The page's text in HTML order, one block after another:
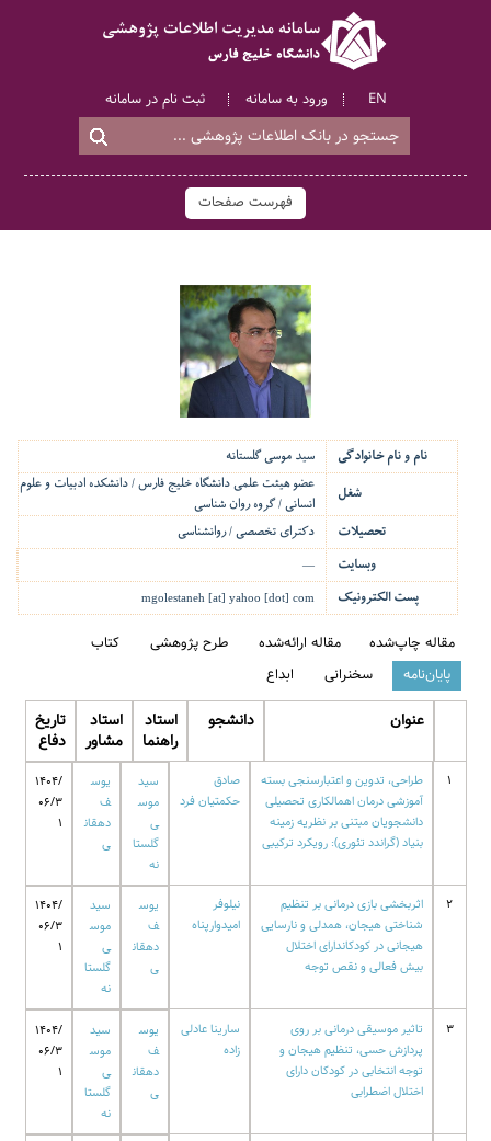
ثبت نام در سامانه ورود به سامانه EN
فهرست صفحات
نام و نام خانوادگی
سید موسی گلستانه
شغل
عضو هیئت علمی دانشگاه خلیج فارس / دانشکده ادبیات و علوم
انسانی / گروه روان شناسی
تحصیلات
دکترای تخصصی / روانشناسی
وبسایت
—
پست الکترونیک mgolestaneh [at] yahoo [dot] com
مقاله چاپ‌شده مقاله ارائه‌شده طرح پژوهشی
کتاب
پایان‌نامه
سخنرانی ابداع
عنوان دانشجو
استاد
راهنما
استاد
مشاور
تاریخ
دفاع
1
طراحی، تدوین و اعتبارسنجی بسته
آموزشی درمان اهمالکاری تحصیلی
دانشجویان مبتنی بر نظریه زمینه
بنیاد (گراندد تئوری): رویکرد ترکیبی
صادق
حکمتیان فرد
سید
موس
ی
گلستا
نه
یوس
ف
دهقان
ی
1404/
06/3
1
2
اثربخشی بازی درمانی بر تنظیم
شناختی هیجان، همدلی و نارسایی
هیجانی در کودکاندارای اختلال
بیش فعالی و نقص توجه
نیلوفر
امیدوارپناه
یوس
ف
دهقان
ی
سید
موس
ی
گلستا
نه
1404/
06/3
1
3
تاثیر موسیقی درمانی بر روی
پردازش حسی، تنظیم هیجان و
توجه انتخابی در کودکان دارای
اختلال اضطرابی
سارینا عادلی
زاده
یوس
ف
دهقان
ی
سید
موس
ی
گلستا
نه
1404/
06/3
1